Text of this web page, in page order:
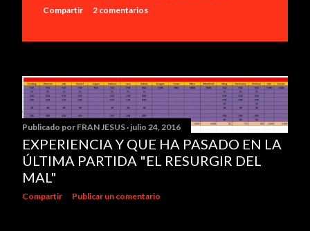
Compartir 2 comentarios
Publicado por FRAN JESUS julio 24, 2016
EXPERIENCIA Y QUE HA PASADO EN LA
ÚLTIMA PARTIDA "EL RESURGIR DEL
MAL"
Compartir Publicar un comentario